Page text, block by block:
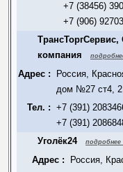
+7 (38456)
+7 (906)
компания
Адрес :
Россия,
дом №27 ст4, 2
Тел. : +7 (391)
+7 (391)
Уголёк24
подробнее
Адрес :
Россия,